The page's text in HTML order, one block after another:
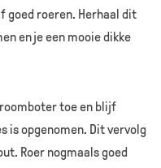
goed roeren. Herhaal dit
en je een mooie dikke
roomboter toe en blijf
is opgenomen. Dit vervolg
Roer nogmaals goed